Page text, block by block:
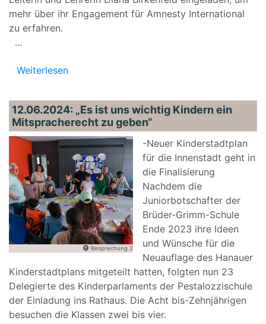
mehr über ihr Engagement für Amnesty International
zu erfahren.
...
Weiterlesen
12.06.2024: „Es ist uns wichtig Kindern ein
Mitspracherecht zu geben“
Besprechung 2
-Neuer Kinderstadtplan
für die Innenstadt geht in
die Finalisierung
Nachdem die
Juniorbotschafter der
Brüder-Grimm-Schule
Ende 2023 ihre Ideen
und Wünsche für die
Neuauflage des Hanauer
Kinderstadtplans mitgeteilt hatten, folgten nun 23
Delegierte des Kinderparlaments der Pestalozzischule
der Einladung ins Rathaus. Die Acht bis-Zehnjährigen
besuchen die Klassen zwei bis vier.